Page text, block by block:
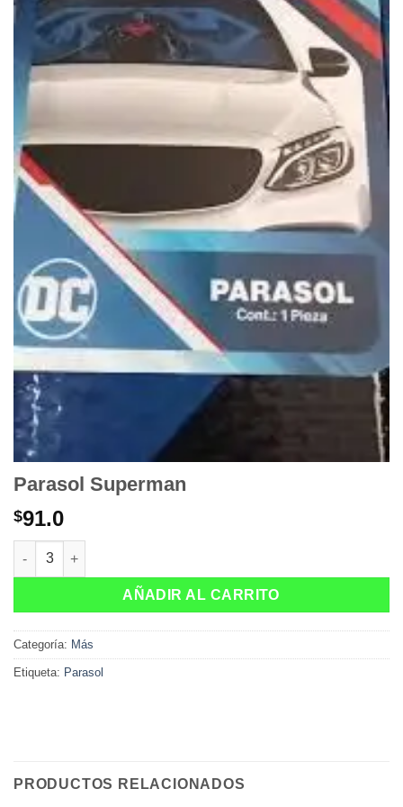
Parasol Superman
$91.0
Parasol Superman cantidad
AÑADIR AL CARRITO
Categoría: Más
Etiqueta: Parasol
PRODUCTOS RELACIONADOS